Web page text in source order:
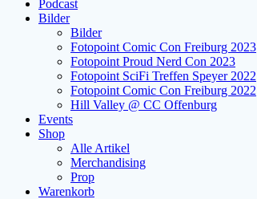
Podcast
Bilder
Bilder
Fotopoint Comic Con Freiburg 2023
Fotopoint Proud Nerd Con 2023
Fotopoint SciFi Treffen Speyer 2022
Fotopoint Comic Con Freiburg 2022
Hill Valley @ CC Offenburg
Events
Shop
Alle Artikel
Merchandising
Prop
Warenkorb